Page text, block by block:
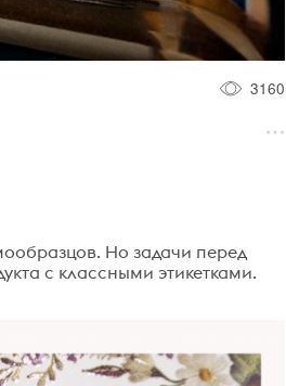
3160
Но задачи перед
с классными этикетками.